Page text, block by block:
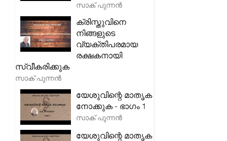
സാക് പുന്നൻ
ക്രിസ്തുവിനെ
നിങ്ങളുടെ
വ്യക്തിപരമായ
രക്ഷകനായി
സ്വീകരിക്കുക
സാക് പുന്നൻ
യേശുവിന്റെ മാതൃക
നോക്കുക - ഭാഗം 1
സാക് പുന്നൻ
യേശുവിന്റെ മാതൃക